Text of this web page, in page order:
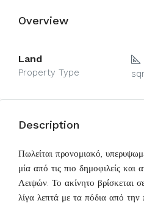
Overview
Land
Property Type
Description
Πωλείται προνομιακό,
μία από τις πιο δημοφιλείς και
Λειψών. Το ακίνητο βρίσκεται
λίγα λεπτά με τα πόδια από την